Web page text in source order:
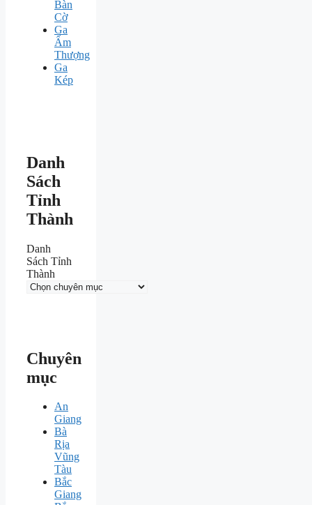
Bàn
Cờ
Ga
Ấm
Thượng
Ga
Kép
Danh
Sách
Tỉnh
Thành
Danh
Sách Tỉnh
Thành
Chuyên
mục
An
Giang
Bà
Rịa
Vũng
Tàu
Bắc
Giang